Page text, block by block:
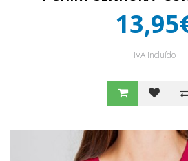
IVA Incluído